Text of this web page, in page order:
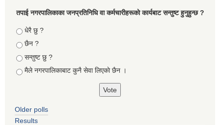
तपा‌ई नगरपालिकाका जनप्रतिनिधि वा कर्मचारीहरूकाे कार्यबाट सन्तुष्ट हुनुहुन्छ ?
Choices
धेरै छु ?
छैन ?
सन्तुष्ट छु ?
मैले नगरपालिकाबाट कुनै सेवा लिएकाे छैन ।
Older polls
Results